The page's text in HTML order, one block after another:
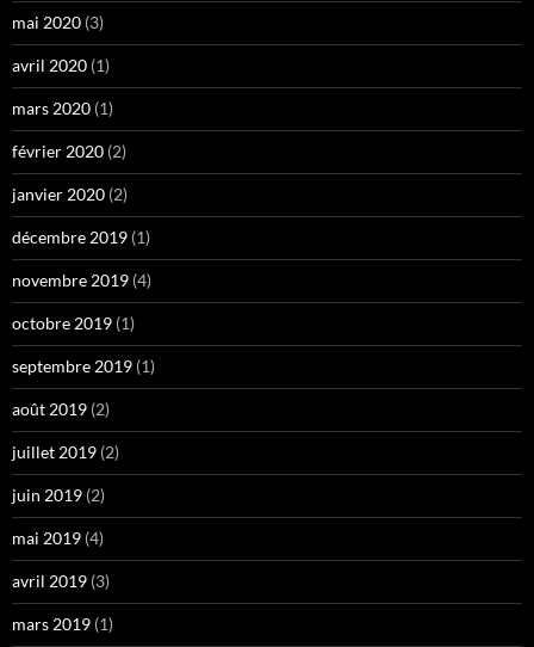
mai 2020 (3)
avril 2020 (1)
mars 2020 (1)
février 2020 (2)
janvier 2020 (2)
décembre 2019 (1)
novembre 2019 (4)
octobre 2019 (1)
septembre 2019 (1)
août 2019 (2)
juillet 2019 (2)
juin 2019 (2)
mai 2019 (4)
avril 2019 (3)
mars 2019 (1)